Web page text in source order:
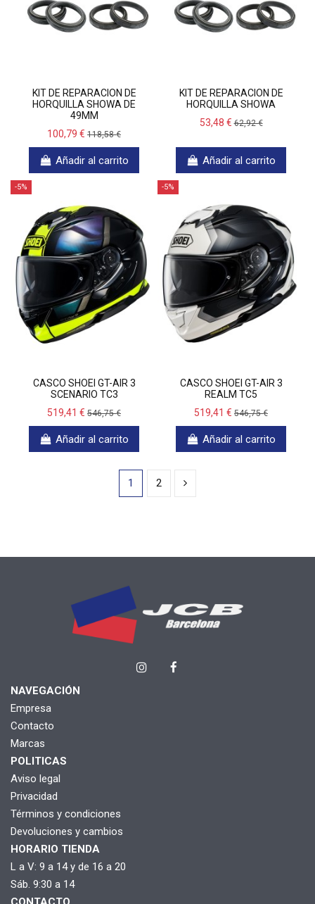
KIT DE REPARACION DE
HORQUILLA SHOWA DE
49MM
100,79 € 118,58 €
Añadir al carrito
KIT DE REPARACION DE
HORQUILLA SHOWA
53,48 €62,92 €
Añadir al carrito
-5%
CASCO SHOEI GT-AIR 3
SCENARIO TC3
519,41 € 546,75 €
Añadir al carrito
-5%
CASCO SHOEI GT-AIR 3
REALM TC5
519,41 € 546,75 €
Añadir al carrito
1 2
NAVEGACIÓN
Empresa
Contacto
Marcas
POLITICAS
Aviso legal
Privacidad
Términos y condiciones
Devoluciones y cambios
HORARIO TIENDA
L a V: 9 a 14 y de 16 a 20
Sáb. 9:30 a 14